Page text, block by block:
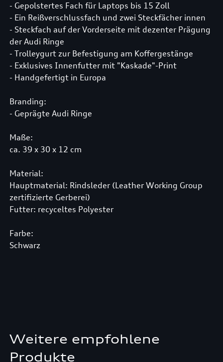
- Gepolstertes Fach für Laptops bis 15 Zoll
- Ein Reißverschlussfach und zwei Steckfächer innen
- Steckfach auf der Vorderseite mit dezenter Prägung
der Audi Ringe
- Trolleygurt zur Befestigung am Koffergestänge
- Exklusives Innenfutter mit "Kaskade"-Print
- Handgefertigt in Europa
Branding:
- Geprägte Audi Ringe
Maße:
ca. 39 x 30 x 12 cm
Material:
Hauptmaterial: Rindsleder (Leather Working Group
zertifizierte Gerberei)
Futter: recyceltes Polyester
Farbe:
Schwarz
Weitere empfohlene
Produkte